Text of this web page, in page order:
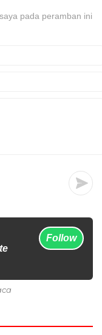
pada peramban ini
Follow